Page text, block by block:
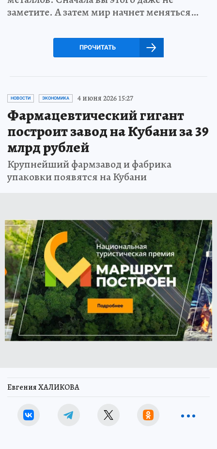
заметите. А затем мир начнет меняться…
ПРОЧИТАТЬ
НОВОСТИ ЭКОНОМИКА 4 июня 2026 15:27
Фармацевтический гигант
построит завод на Кубани за 39
млрд рублей
Крупнейший фармзавод и фабрика
упаковки появятся на Кубани
Евгения ХАЛИКОВА